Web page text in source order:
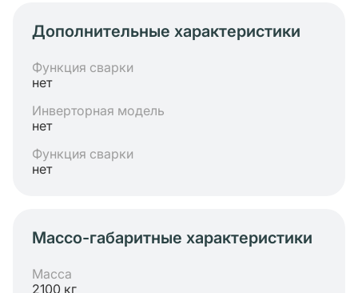
Дополнительные характеристики
Функция сварки
нет
Инверторная модель
нет
Функция сварки
нет
Массо-габаритные характеристики
Масса
2100 кг